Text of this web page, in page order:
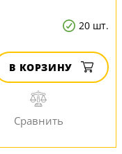
20 шт.
В КОРЗИНУ